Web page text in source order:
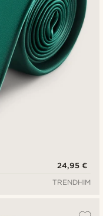
24,95 €
TRENDHIM